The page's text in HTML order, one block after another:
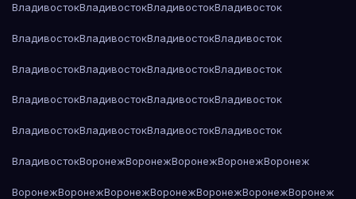
ВладивостокВладивостокВладивостокВладивосток
ВладивостокВладивостокВладивостокВладивосток
ВладивостокВладивостокВладивостокВладивосток
ВладивостокВладивостокВладивостокВладивосток
ВладивостокВладивостокВладивостокВладивосток
ВладивостокВоронежВоронежВоронежВоронежВоронеж
ВоронежВоронежВоронежВоронежВоронежВоронежВоронеж